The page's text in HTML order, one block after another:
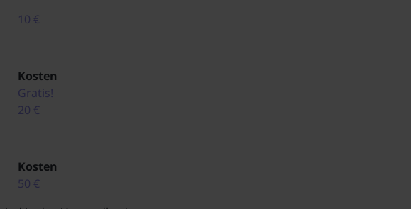
10 €
Kosten
Gratis!
20 €
Kosten
50 €